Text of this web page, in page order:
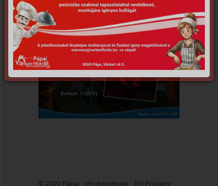
© 2020 Pápai Hirdetmények EU Projekty